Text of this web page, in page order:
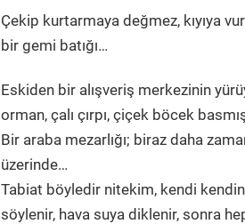
Çekip kurtarmaya değmez, kıyıya
bir gemi batığı…
Eskiden bir alışveriş merkezinin
orman, çalı çırpı, çiçek böcek
Bir araba mezarlığı; biraz daha
üzerinde…
Tabiat böyledir nitekim, kendi
söylenir, hava suya diklenir, sonra